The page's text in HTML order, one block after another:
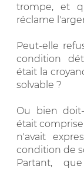
trompe, et
réclame
Peut-elle
condition
était la
solvable ?
Ou bien
était
n'avait
condition de
Partant,